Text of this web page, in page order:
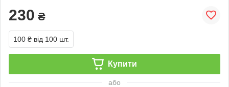
230 ₴
100 ₴ від 100 шт.
Купити
або